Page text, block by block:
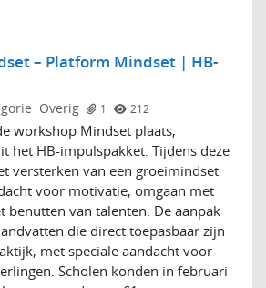
– Platform Mindset | HB-
Overig 1 212
workshop Mindset plaats,
het HB-impulspakket. Tijdens deze
versterken van een groeimindset
voor motivatie, omgaan met
benutten van talenten. De aanpak
die direct toepasbaar zijn
met speciale aandacht voor
Scholen konden in februari